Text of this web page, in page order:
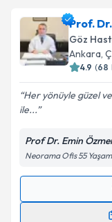
Prof.
Göz
Ankara,
4.9 (68
Her yönüyle güzel
ile...
Prof Dr. Emin
Neorama Ofis 55
Randevu